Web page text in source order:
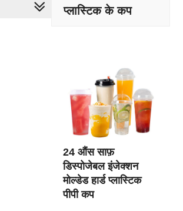
प्लास्टिक के कप
24 औंस साफ़
डिस्पोजेबल इंजेक्शन
मोल्डेड हार्ड प्लास्टिक
पीपी कप